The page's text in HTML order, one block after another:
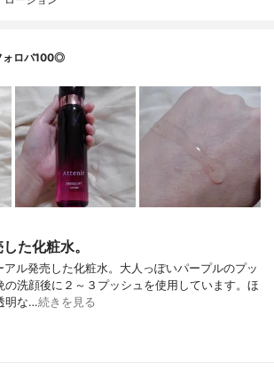
ロバ100◎
た化粧水。
ル発売した化粧水。大人っぽいパープルのプッ
の洗顔後に２～３プッシュを使用しています。ほ
明な…続きを見る